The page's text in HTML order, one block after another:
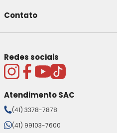
Contato
Redes sociais
Atendimento SAC
(41) 3378-7878
(41) 99103-7600